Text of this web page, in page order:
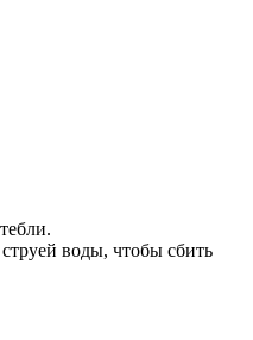
воды, чтобы сбить